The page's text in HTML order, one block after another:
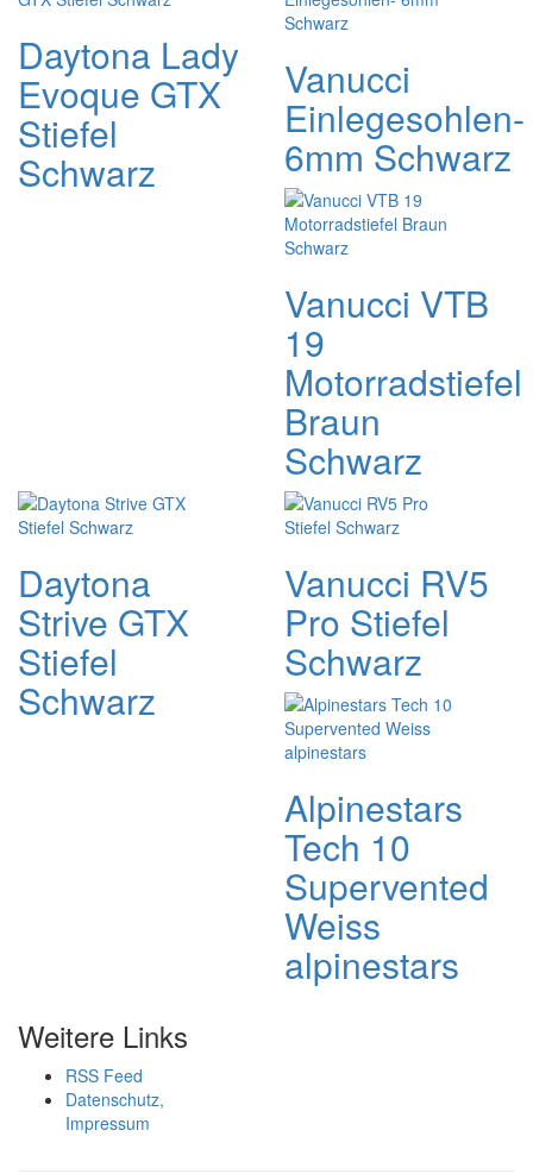
Daytona Lady
Evoque GTX
Stiefel
Schwarz
Vanucci
Einlegesohlen-
6mm Schwarz
Vanucci VTB
19
Motorradstiefel
Braun
Schwarz
Daytona
Strive GTX
Stiefel
Schwarz
Vanucci RV5
Pro Stiefel
Schwarz
Alpinestars
Tech 10
Supervented
Weiss
alpinestars
Weitere Links
RSS Feed
Datenschutz,
Impressum